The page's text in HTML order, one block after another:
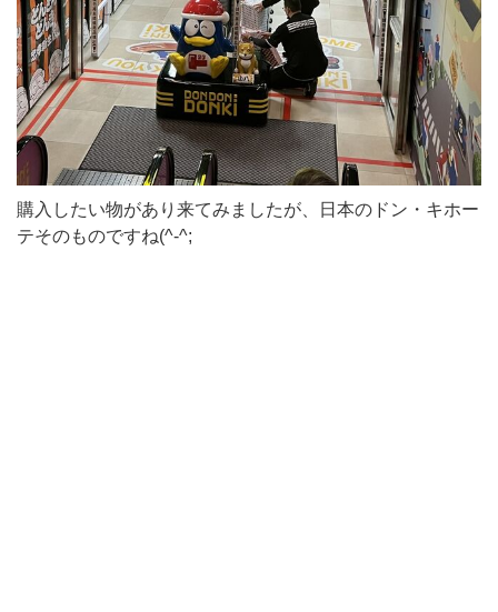
購入したい物があり来てみましたが、日本のドン・キホー
テそのものですね(^-^;